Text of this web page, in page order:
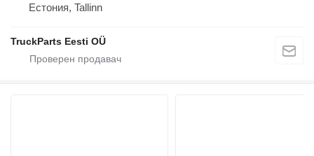
Естония, Tallinn
TruckParts Eesti OÜ